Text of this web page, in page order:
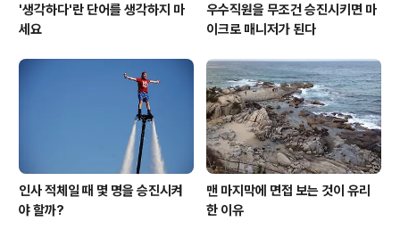
'생각하다'란 단어를 생각하지 마
세요
우수직원을 무조건 승진시키면 마
이크로 매니저가 된다
인사 적체일 때 몇 명을 승진시켜
야 할까?
맨 마지막에 면접 보는 것이 유리
한 이유